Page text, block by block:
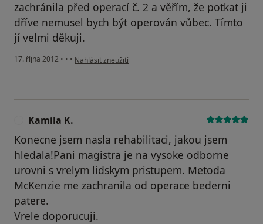
zachránila před operací č. 2 a věřím, že potkat ji
dříve nemusel bych být operován vůbec. Tímto
jí velmi děkuji.
17. října 2012 • • • podle názoru uživatele Váš účet byl odstraněn
Nahlásit zneužití
Kamila K.
Konecne jsem nasla rehabilitaci, jakou jsem
hledala!Pani magistra je na vysoke odborne
urovni s vrelym lidskym pristupem. Metoda
McKenzie me zachranila od operace bederni
patere.
Vrele doporucuji.